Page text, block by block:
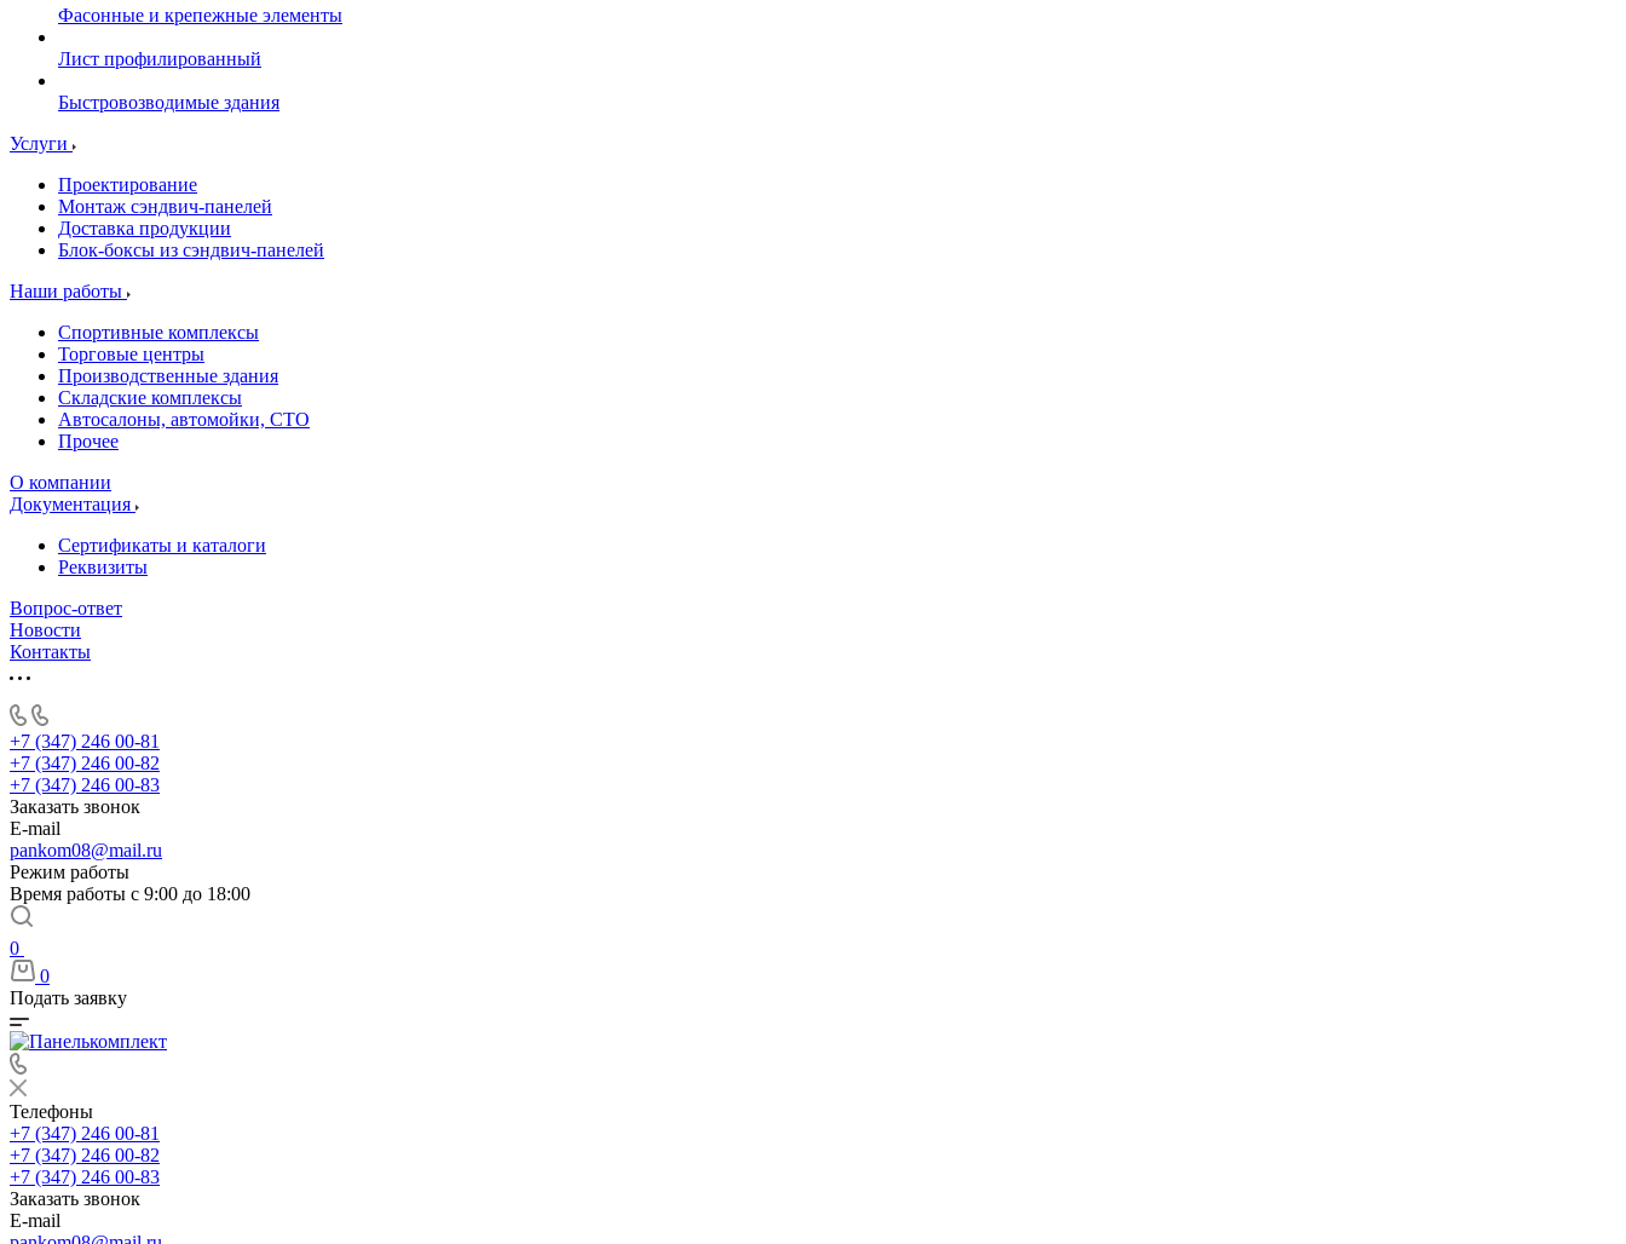
Фасонные и крепежные элементы
Лист профилированный
Быстровозводимые здания
Услуги
Проектирование
Монтаж сэндвич-панелей
Доставка продукции
Блок-боксы из сэндвич-панелей
Наши работы
Спортивные комплексы
Торговые центры
Производственные здания
Складские комплексы
Автосалоны, автомойки, СТО
Прочее
О компании
Документация
Сертификаты и каталоги
Реквизиты
Вопрос-ответ
Новости
Контакты
+7 (347) 246 00-81
+7 (347) 246 00-82
+7 (347) 246 00-83
Заказать звонок
E-mail
pankom08@mail.ru
Режим работы
Время работы с 9:00 до 18:00
0
0
Подать заявку
Телефоны
+7 (347) 246 00-81
+7 (347) 246 00-82
+7 (347) 246 00-83
Заказать звонок
E-mail